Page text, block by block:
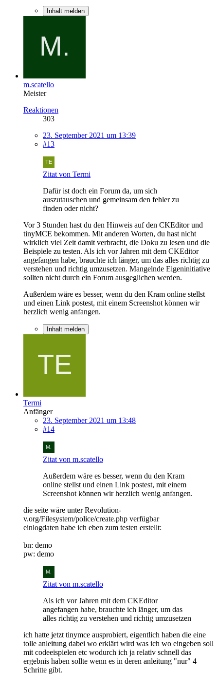
Inhalt melden
m.scatello
Meister
Reaktionen
303
23. September 2021 um 13:39
#13
Zitat von Termi
Dafür ist doch ein Forum da, um sich
auszutauschen und gemeinsam den fehler zu
finden oder nicht?
Vor 3 Stunden hast du den Hinweis auf den CKEditor und
tinyMCE bekommen. Mit anderen Worten, du hast nicht
wirklich viel Zeit damit verbracht, die Doku zu lesen und die
Beispiele zu testen. Als ich vor Jahren mit dem CKEditor
angefangen habe, brauchte ich länger, um das alles richtig zu
verstehen und richtig umzusetzen. Mangelnde Eigeninitiative
sollten nicht durch ein Forum ausgeglichen werden.
Außerdem wäre es besser, wenn du den Kram online stellst
und einen Link postest, mit einem Screenshot können wir
herzlich wenig anfangen.
Inhalt melden
Termi
Anfänger
23. September 2021 um 13:48
#14
Zitat von m.scatello
Außerdem wäre es besser, wenn du den Kram
online stellst und einen Link postest, mit einem
Screenshot können wir herzlich wenig anfangen.
die seite wäre unter Revolution-
v.org/Filesystem/police/create.php verfügbar
einlogdaten habe ich eben zum testen erstellt:
bn: demo
pw: demo
Zitat von m.scatello
Als ich vor Jahren mit dem CKEditor
angefangen habe, brauchte ich länger, um das
alles richtig zu verstehen und richtig umzusetzen
ich hatte jetzt tinymce ausprobiert, eigentlich haben die eine
tolle anleitung dabei wo erklärt wird was ich wo eingeben soll
mit codeeispielen etc wodurch ich ja relativ schnell das
ergebnis haben sollte wenn es in deren anleitung "nur" 4
Schritte gibt.